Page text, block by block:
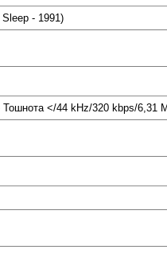
- 1991)
</44 kHz/320 kbps/6,31